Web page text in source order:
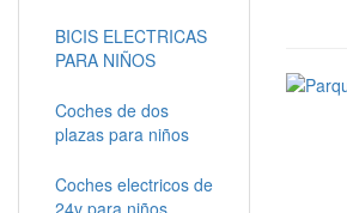
BICIS ELECTRICAS
PARA NIÑOS
Coches de dos
plazas para niños
Coches electricos de
24v para niños